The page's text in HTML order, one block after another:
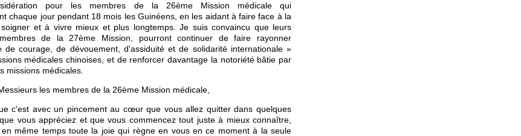
pour les membres de la 26ème Mission médicale qui
chaque jour pendant 18 mois les Guinéens, en les aidant à faire face à la
et à vivre mieux et plus longtemps. Je suis convaincu que leurs
de la 27ème Mission, pourront continuer de faire rayonner
de courage, de dévouement, d'assiduité et de solidarité internationale »
médicales chinoises, et de renforcer davantage la notoriété bâtie par
missions médicales.
les membres de la 26ème Mission médicale,
c'est avec un pincement au cœur que vous allez quitter dans quelques
vous appréciez et que vous commencez tout juste à mieux connaître,
en même temps toute la joie qui règne en vous en ce moment à la seule